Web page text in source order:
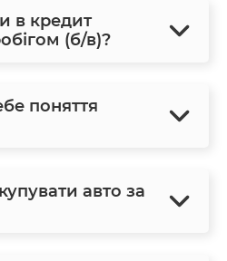
в кредит
(б/в)?
поняття
авто за